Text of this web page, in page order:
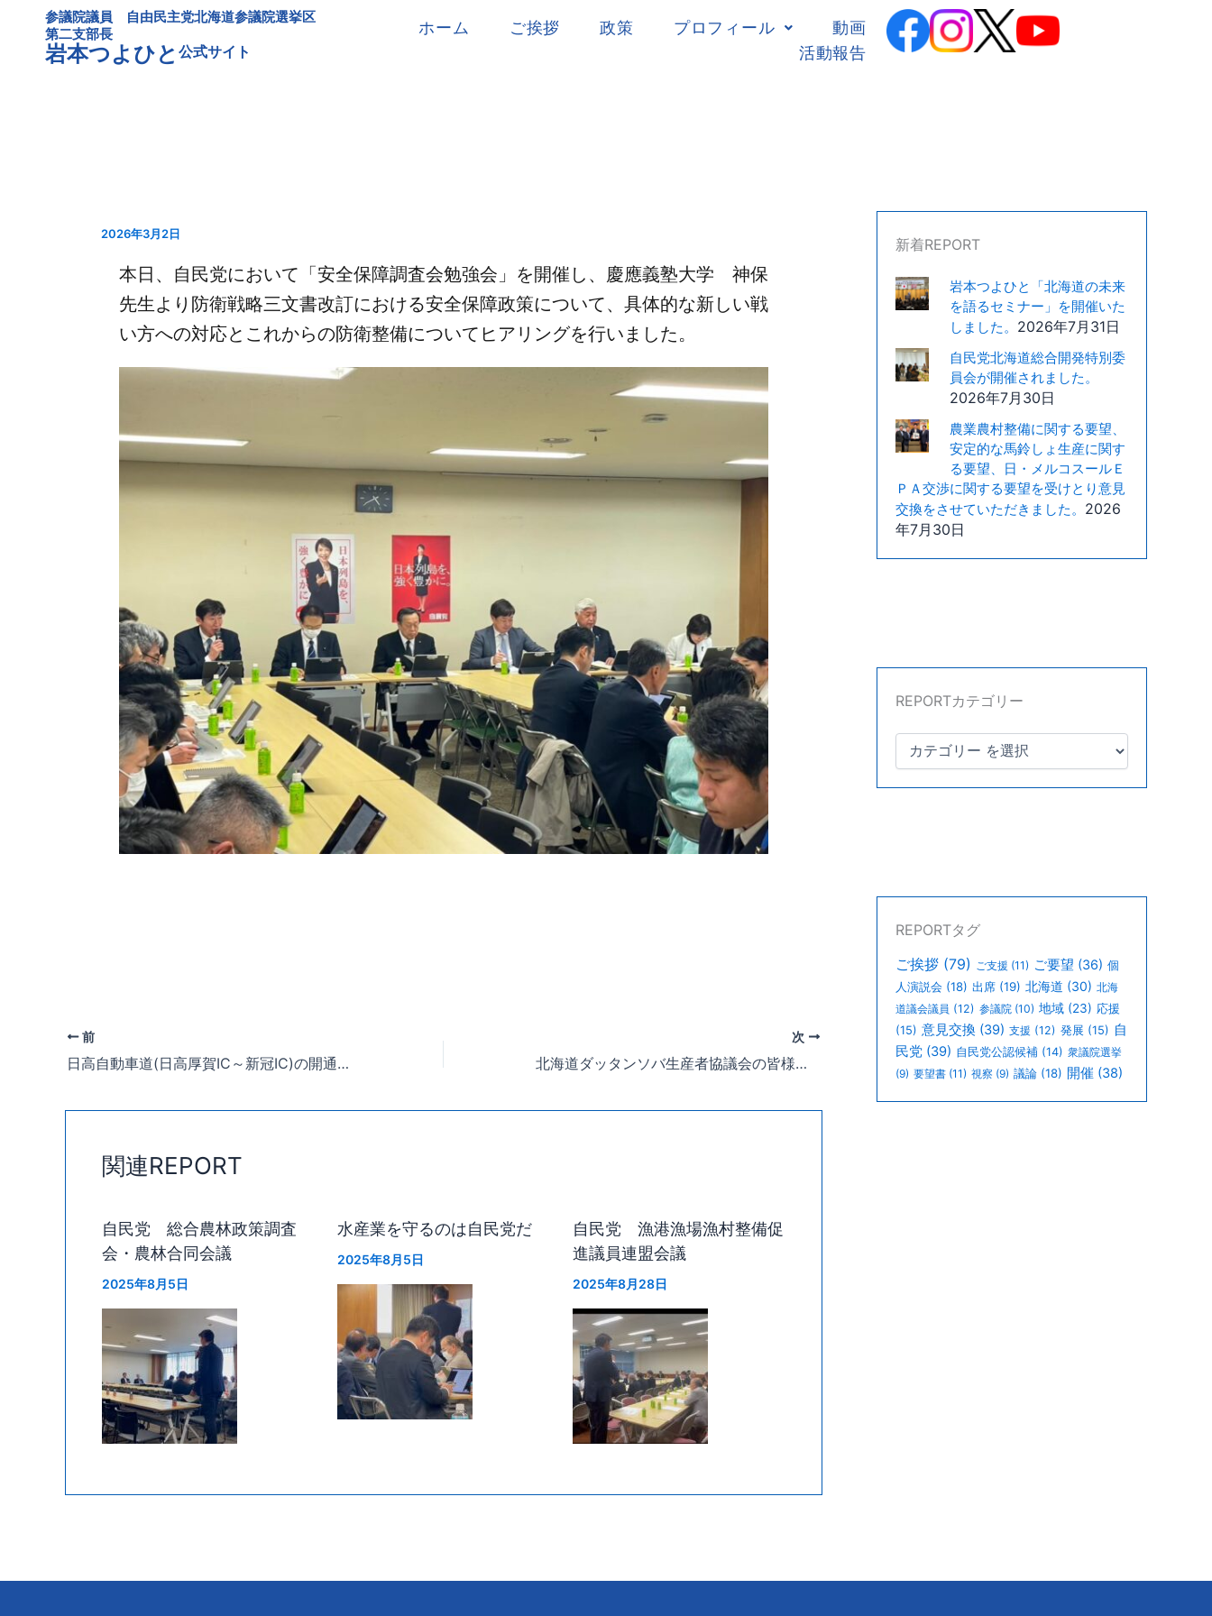
参議院議員 自由民主党北海道参議院選挙区
第二支部長
岩本つよひと 公式サイト
ホーム ご挨拶 政策 プロフィール
動画
活動報告
2026年3月2日
本日、自民党において「安全保障調査会勉強会」を開催し、慶應義塾大学 神保
先生より防衛戦略三文書改訂における安全保障政策について、具体的な新しい戦
い方への対応とこれからの防衛整備についてヒアリングを行いました。
前
日高自動車道(日高厚賀IC～新冠IC)の開通式に出席させていただきました。
次
北海道ダッタンソバ生産者協議会の皆様からお話を伺いました。
関連REPORT
自民党 総合農林政策調査
会・農林合同会議
2025年8月5日
水産業を守るのは自民党だ
2025年8月5日
自民党 漁港漁場漁村整備促
進議員連盟会議
2025年8月28日
新着REPORT
岩本つよひと「北海道の未来
を語るセミナー」を開催いた
しました。 2026年7月31日
自民党北海道総合開発特別委
員会が開催されました。
2026年7月30日
農業農村整備に関する要望、
安定的な馬鈴しょ生産に関す
る要望、日・メルコスールＥ
ＰＡ交渉に関する要望を受けとり意見
交換をさせていただきました。 2026
年7月30日
REPORTカテゴリー
カ
テ
ゴ
REPORTタグ
ご挨拶 (79) ご支援 (11) ご要望 (36) 個
人演説会 (18) 出席 (19) 北海道 (30) 北海
道議会議員 (12) 参議院 (10) 地域 (23) 応援
(15) 意見交換 (39) 支援 (12) 発展 (15) 自
民党 (39) 自民党公認候補 (14) 衆議院選挙
(9) 要望書 (11) 視察 (9) 議論 (18) 開催 (38)